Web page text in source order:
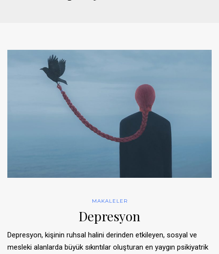
MAKALELER
Depresyon
Depresyon, kişinin ruhsal halini derinden etkileyen, sosyal ve
mesleki alanlarda büyük sıkıntılar oluşturan en yaygın psikiyatrik